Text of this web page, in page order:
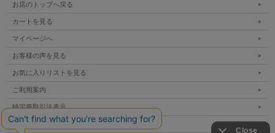
お店のトップへ戻る
カートを見る
マイページへ
お客様の声を見る
お気に入りリストを見る
ご利用案内
特定商取引法表示
個人情報の取扱い